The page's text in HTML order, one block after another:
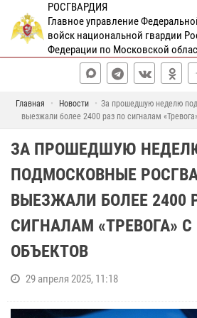
РОСГВАРДИЯ
Главное управление
войск национальной гвардии
Федерации по Московской
Главная Новости
За прошедшую неделю
выезжали более 2400 раз по сигналам
ЗА ПРОШЕДШУЮ
ПОДМОСКОВНЫЕ
ВЫЕЗЖАЛИ БОЛЕЕ 2400
СИГНАЛАМ «ТРЕВОГА»
ОБЪЕКТОВ
29 апреля 2025, 11:18